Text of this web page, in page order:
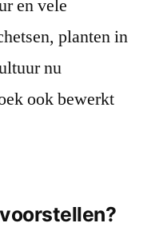
en vele
planten in
nu
ook bewerkt